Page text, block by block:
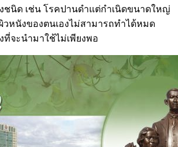
ชนิด เช่น โรคปานดำแต่กำเนิดขนาดใหญ่
วหนังของตนเองไม่สามารถทำได้หมด
ที่จะนำมาใช้ไม่เพียงพอ